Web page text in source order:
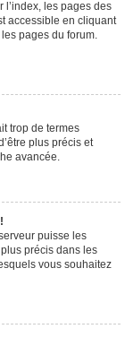
l’index, les pages des
accessible en cliquant
pages du forum.
trop de termes
plus précis et
avancée.
puisse les
précis dans les
vous souhaitez